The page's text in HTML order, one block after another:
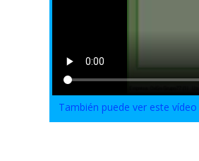
También puede ver este